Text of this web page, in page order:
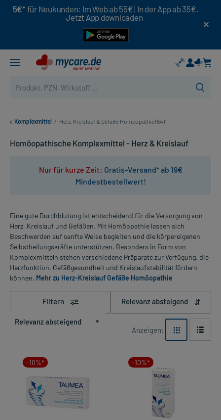
5€* für Neukunden: Im Web ab 55€ | In der App ab 35€.
Jetzt App downloaden
Komplexmittel / Herz, Kreislauf & Gefäße Homöopathie (64)
Homöopathische Komplexmittel - Herz & Kreislauf
Nur für kurze Zeit: Gratis-Versand* ab 19€
Mindestbestellwert!
Eine gute Durchblutung ist entscheidend für die Versorgung von
Herz, Kreislauf und Gefäßen. Mit Homöopathie lassen sich
Beschwerden auf sanfte Weise begleiten und die körpereigenen
Selbstheilungskräfte unterstützen. Besonders in Form von
Komplexmitteln stehen verschiedene Präparate zur Verfügung, die
Herzfunktion, Gefäßgesundheit und Kreislaufstabilität fördern
können. Mehr zu Herz-Kreislauf Gefäße Homöopathie
Filtern Relevanz absteigend
Relevanz absteigend
Anzeigen:
-10%* -10%*